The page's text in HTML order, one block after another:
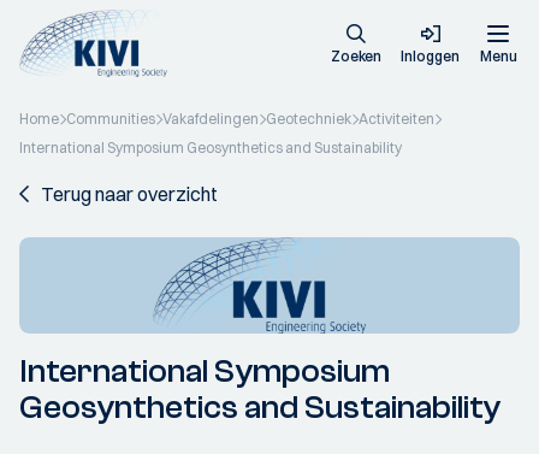
Zoeken Inloggen Menu
Home Communities Vakafdelingen Geotechniek Activiteiten
International Symposium Geosynthetics and Sustainability
Terug naar overzicht
International Symposium
Geosynthetics and Sustainability